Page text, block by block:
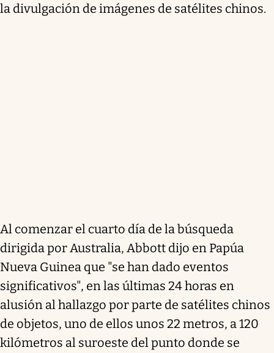
la divulgación de imágenes de satélites chinos.
Al comenzar el cuarto día de la búsqueda
dirigida por Australia, Abbott dijo en Papúa
Nueva Guinea que "se han dado eventos
significativos", en las últimas 24 horas en
alusión al hallazgo por parte de satélites chinos
de objetos, uno de ellos unos 22 metros, a 120
kilómetros al suroeste del punto donde se